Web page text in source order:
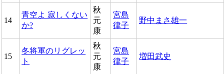
14
青空よ 寂しくない
か?
秋
元
康
宮島
律子
野中まさ雄一
15
冬将軍のリグレッ
ト
秋
元
康
宮島
律子
増田武史